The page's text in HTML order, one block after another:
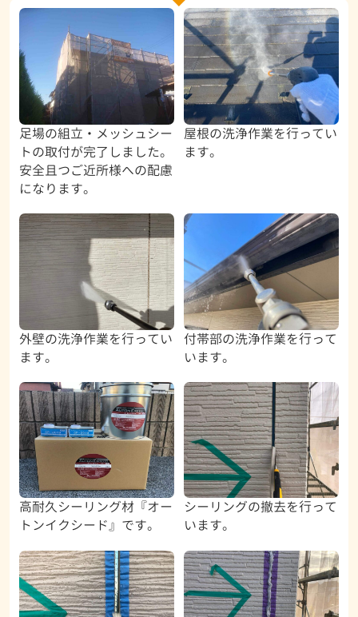
足場の組立・メッシュシー
トの取付が完了しました。
安全且つご近所様への配慮
になります。
屋根の洗浄作業を行ってい
ます。
外壁の洗浄作業を行ってい
ます。
付帯部の洗浄作業を行って
います。
高耐久シーリング材『オー
トンイクシード』です。
シーリングの撤去を行って
います。